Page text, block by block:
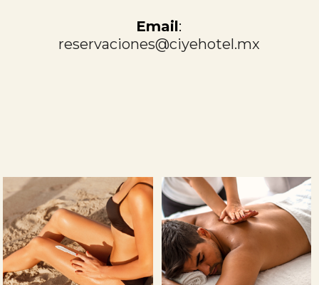
Email:
reservaciones@ciyehotel.mx